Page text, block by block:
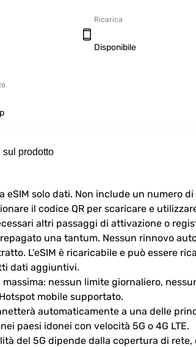
Ricarica
Disponibile
sul prodotto
eSIM solo dati. Non include un numero
il codice QR per scaricare e
altri passaggi di attivazione o
una tantum. Nessun rinnovo
L'eSIM è ricaricabile e può essere
dati aggiuntivi.
nessun limite giornaliero,
mobile supportato.
automaticamente a una delle
paesi idonei con velocità 5G o 4G LTE.
del 5G dipende dalla copertura di rete,